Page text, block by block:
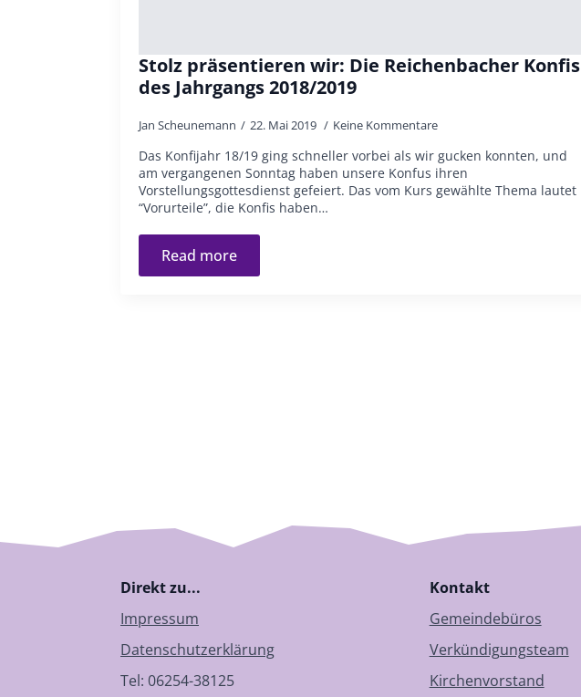
Stolz präsentieren wir: Die Reichenbacher Konfis
des Jahrgangs 2018/2019
Jan Scheunemann 22. Mai 2019 Keine Kommentare
Das Konfijahr 18/19 ging schneller vorbei als wir gucken konnten, und
am vergangenen Sonntag haben unsere Konfus ihren
Vorstellungsgottesdienst gefeiert. Das vom Kurs gewählte Thema lautet
“Vorurteile”, die Konfis haben…
Read more
Direkt zu...
Impressum
Datenschutzerklärung
Tel: 06254-38125
Kontakt
Gemeindebüros
Verkündigungsteam
Kirchenvorstand